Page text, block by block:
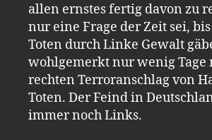
allen ernstes fertig davon zu
nur eine Frage der Zeit sei,
Toten durch Linke Gewalt
wohlgemerkt nur wenig Tage
rechten Terroranschlag von
Toten. Der Feind in
immer noch Links.